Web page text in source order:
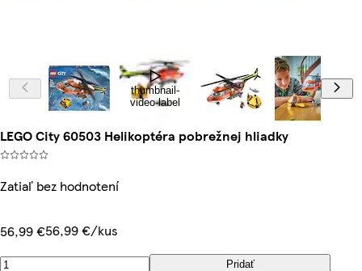
thumbnail-
video-label
LEGO City 60503 Helikoptéra pobrežnej hliadky
Zatiaľ bez hodnotení
56,99 €56,99 €/kus
Pridať